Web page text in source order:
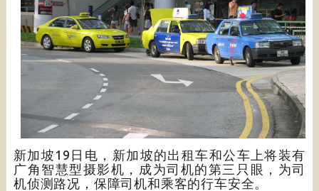
新加坡19日电，新加坡的出租车和公车上将装有
广角智慧型摄影机，成为司机的第三只眼，为司
机侦测路况，保障司机和乘客的行车安全。